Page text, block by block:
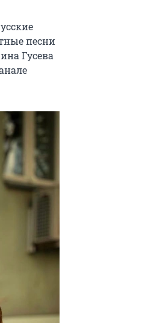
песни
Гусева